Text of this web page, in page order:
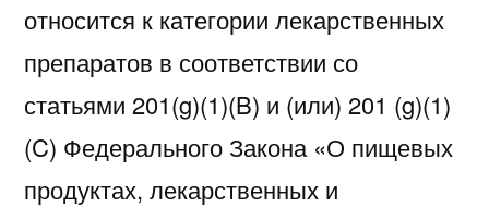
относится к категории лекарственных
препаратов в соответствии со
статьями 201(g)(1)(B) и (или) 201 (g)(1)
(C) Федерального Закона «О пищевых
продуктах, лекарственных и